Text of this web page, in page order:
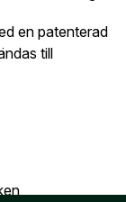
en patenterad
till